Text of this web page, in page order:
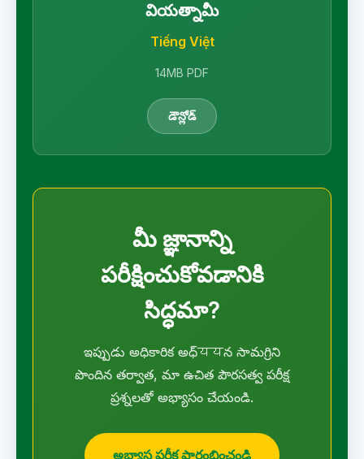
వియత్నామీ
Tiếng Việt
14MB PDF
డౌన్లోడ్
మీ జ్ఞానాన్ని
పరీక్షించుకోవడానికి
సిద్ధమా?
ఇప్పుడు అధికారిక అధ్ययన సామగ్రిని
పొందిన తర్వాత, మా ఉచిత పౌరసత్వ పరీక్ష
ప్రశ్నలతో అభ్యాసం చేయండి.
అభ్యాస పరీక్ష ప్రారంభించండి